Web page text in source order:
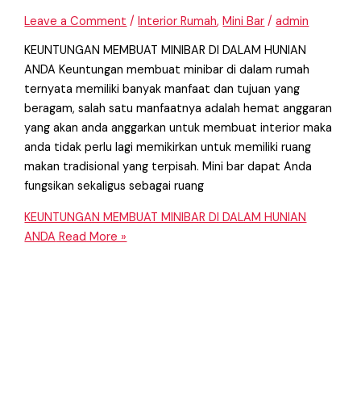
Leave a Comment /Interior Rumah,Mini Bar /admin
KEUNTUNGAN MEMBUAT MINIBAR DI DALAM HUNIAN
ANDA Keuntungan membuat minibar di dalam rumah
ternyata memiliki banyak manfaat dan tujuan yang
beragam, salah satu manfaatnya adalah hemat anggaran
yang akan anda anggarkan untuk membuat interior maka
anda tidak perlu lagi memikirkan untuk memiliki ruang
makan tradisional yang terpisah. Mini bar dapat Anda
fungsikan sekaligus sebagai ruang
KEUNTUNGAN MEMBUAT MINIBAR DI DALAM HUNIAN
ANDA Read More »